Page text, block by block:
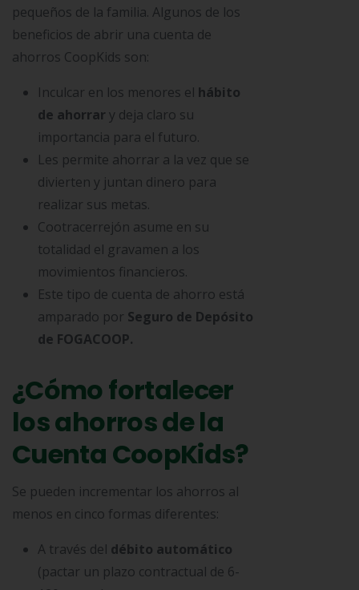
pequeños de la familia. Algunos de los
beneficios de abrir una cuenta de
ahorros CoopKids son:
Inculcar en los menores el hábito
de ahorrar y deja claro su
importancia para el futuro.
Les permite ahorrar a la vez que se
divierten y juntan dinero para
realizar sus metas.
Cootracerrejón asume en su
totalidad el gravamen a los
movimientos financieros.
Este tipo de cuenta de ahorro está
amparado por Seguro de Depósito
de FOGACOOP.
¿Cómo fortalecer
los ahorros de la
Cuenta CoopKids?
Se pueden incrementar los ahorros al
menos en cinco formas diferentes:
A través del débito automático
(pactar un plazo contractual de 6-